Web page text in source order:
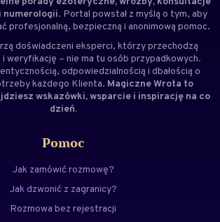
. Portal powstał z myślą o tym, aby
profesjonalną, bezpieczną i anonimową pomoc.
doświadczeni eksperci, którzy przechodzą
weryfikację – nie ma tu osób przypadkowych.
odpowiedzialnością i dbałością o
każdego Klienta. Magiczne Wrota to
wskazówki, wsparcie i inspirację na co
dzień.
Pomoc
Jak zamówić rozmowę?
Jak dzwonić z zagranicy?
Rozmowa bez rejestracji